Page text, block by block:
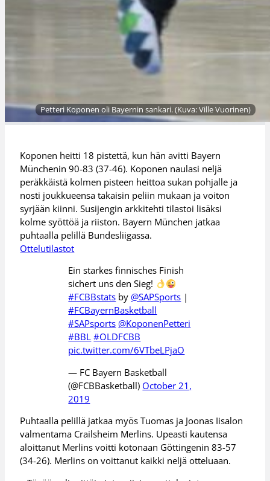
Petteri Koponen oli Bayernin sankari. (Kuva: Ville Vuorinen)
Koponen heitti 18 pistettä, kun hän avitti Bayern
Münchenin 90-83 (37-46). Koponen naulasi neljä
peräkkäistä kolmen pisteen heittoa sukan pohjalle ja
nosti joukkueensa takaisin peliin mukaan ja voiton
syrjään kiinni. Susijengin arkkitehti tilastoi lisäksi
kolme syöttöä ja riiston. Bayern München jatkaa
puhtaalla pelillä Bundesliigassa.
Ottelutilastot
Ein starkes finnisches Finish
sichert uns den Sieg!
#FCBBstats by@SAPSports |
#FCBayernBasketball
#SAPsports @KoponenPetteri
#BBL #OLDFCBB
pic.twitter.com/6VTbeLPjaO
— FC Bayern Basketball
(@FCBBasketball) October 21,
2019
Puhtaalla pelillä jatkaa myös Tuomas ja Joonas Iisalon
valmentama Crailsheim Merlins. Upeasti kautensa
aloittanut Merlins voitti kotonaan Göttingenin 83-57
(34-26). Merlins on voittanut kaikki neljä otteluaan.